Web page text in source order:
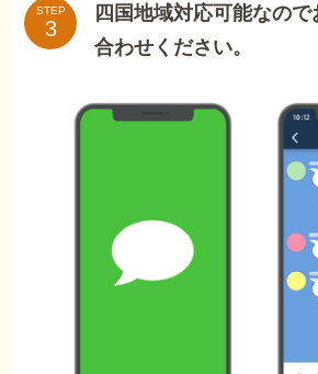
STEP
四国地域対応可能なの
合わせください。